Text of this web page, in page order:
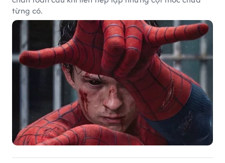
từng có.